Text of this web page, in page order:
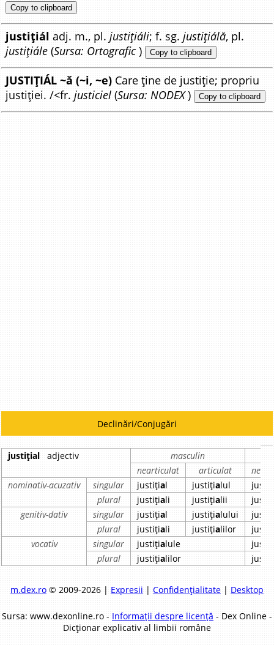
Copy to clipboard
justițiáladj. m., pl.justițiáli; f. sg.justițiálă, pl.
justițiále (Sursa: Ortografic ) Copy to clipboard
JUSTIȚIÁL ~ă (~i, ~e) Care ține de justiție; propriu
justiției. /<fr.justiciel (Sursa: NODEX) Copy to clipboard
Declinări/Conjugări
justițial adjectiv
masculin
nearticulat
articulat
nominativ-acuzativ
singular justițial justițialul
plural
justițiali justițialii
genitiv-dativ
singular justițial justițialului
plural
justițiali justițialilor
vocativ
singular justițialule
plural
justițialilor
m.dex.ro© 2009-2026 | Expresii | Confidențialitate| Desktop
Sursa: www.dexonline.ro - Informații despre licență - Dex Online -
Dicționar explicativ al limbii române